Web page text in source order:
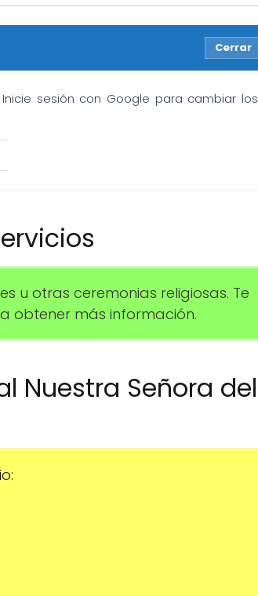
Cerrar
sesión con Google para cambiar los
u otras ceremonias religiosas. Te
obtener más información.
Nuestra Señora del